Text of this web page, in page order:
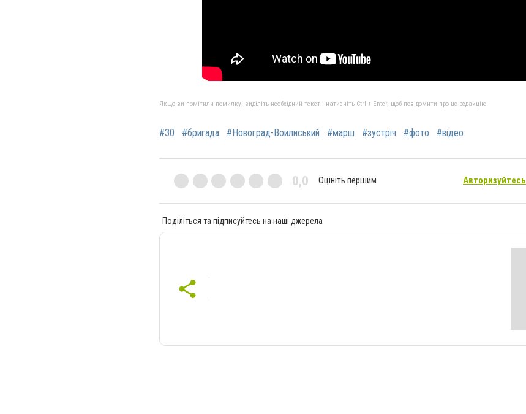
Якщо ви помітили помилку, виділіть необхідний текст і натисніть Ctrl + Enter, щоб повідомити про це редакцію
#30 #бригада #Новоград-Воилиський #марш #зустріч #фото #відео
0,0 Оцініть першим Авторизуйтесь
Поділіться та підписуйтесь на наші джерела